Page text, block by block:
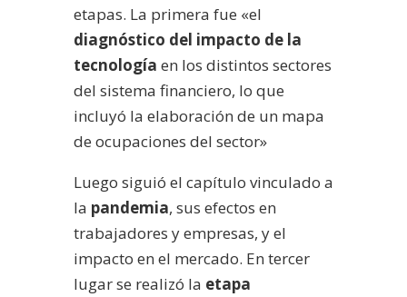
etapas. La primera fue «el
diagnóstico del impacto de la
tecnología en los distintos sectores
del sistema financiero, lo que
incluyó la elaboración de un mapa
de ocupaciones del sector»
Luego siguió el capítulo vinculado a
la pandemia, sus efectos en
trabajadores y empresas, y el
impacto en el mercado. En tercer
lugar se realizó la etapa